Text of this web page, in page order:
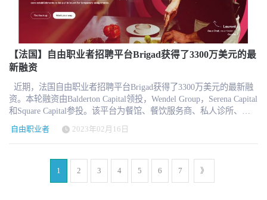
工经济的兴起——临时工增加的关键驱动力之一是零工经济 随着数
字平台和就业市场的增加，越来越多的人选择独立工作，接受短期
合同和自由职业者，为自己的职业生涯创造更大的灵活性。 劳动力
人口结构的变化 随着年轻一代进入劳动力市场，对工作与生活的平
衡和职业道路有着不同的期望，越来越多的工人选择非传统的就业
安排，包括合同工和自由职业者。 技术的使用改变公司管理临时员
的基于云的软件解决方案，技术使管理临时劳动力比以往任何时候
都更容易和高效。 通过拥抱零工经济，满足不断变化的劳动力人口
结构的需求，并利用技术来管理其临时劳动力，公司可以获得竞争
优势，并为未来的发展道路做好准备。 管理临时工的策略 管理临时
明确的策略，组织可以确保每个临时劳动力都在朝着相同的目标努
具。从帮助您识别顶尖人才的申请人跟踪系统到轻松跟踪劳动力的
【法国】自由职业者招聘平台Brigad获得了3300万美元的最
新融资
资。本轮融资由Balderton Capital领投，Wendel Group，Serena Capital
和Square Capital参投。该平台为餐馆、餐饮服务商、私人诊所、养
合适的自由职业者。在获得新的资金之后，该公司希望通过更多的
组织和更多的自由职业者来发展其市场。 Brigad计划通过本轮投资
实现的一些改进： 提高人才连接质量，跟踪任务的进度。 更好地管
理活动，更好地了解费用收取规则。 对于人才来说，更好地评估技
能，根据平台的专业或经验支付工资。 通过建立不可预见事件时的
自由职业者 2023年02月16日
1 2 3 4 5 6 7 》